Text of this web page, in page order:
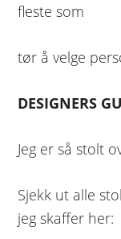
fleste som
tør å velge
DESIGNERS
Jeg er så stolt
Sjekk ut alle
jeg skaffer her: